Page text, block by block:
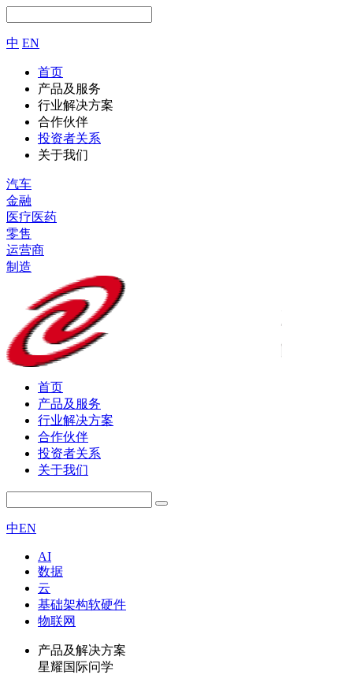
中 EN
首页
产品及服务
行业解决方案
合作伙伴
投资者关系
关于我们
汽车
金融
医疗医药
零售
运营商
制造
首页
产品及服务
行业解决方案
合作伙伴
投资者关系
关于我们
中EN
AI
数据
云
基础架构软硬件
物联网
产品及解决方案
星耀国际问学